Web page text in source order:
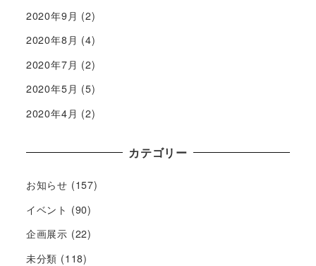
2020年9月 (2)
2020年8月 (4)
2020年7月 (2)
2020年5月 (5)
2020年4月 (2)
カテゴリー
お知らせ (157)
イベント (90)
企画展示 (22)
未分類 (118)